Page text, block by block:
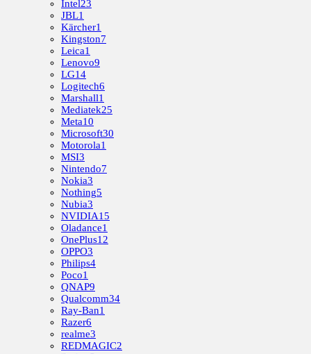
Intel23
JBL1
Kärcher1
Kingston7
Leica1
Lenovo9
LG14
Logitech6
Marshall1
Mediatek25
Meta10
Microsoft30
Motorola1
MSI3
Nintendo7
Nokia3
Nothing5
Nubia3
NVIDIA15
Oladance1
OnePlus12
OPPO3
Philips4
Poco1
QNAP9
Qualcomm34
Ray-Ban1
Razer6
realme3
REDMAGIC2